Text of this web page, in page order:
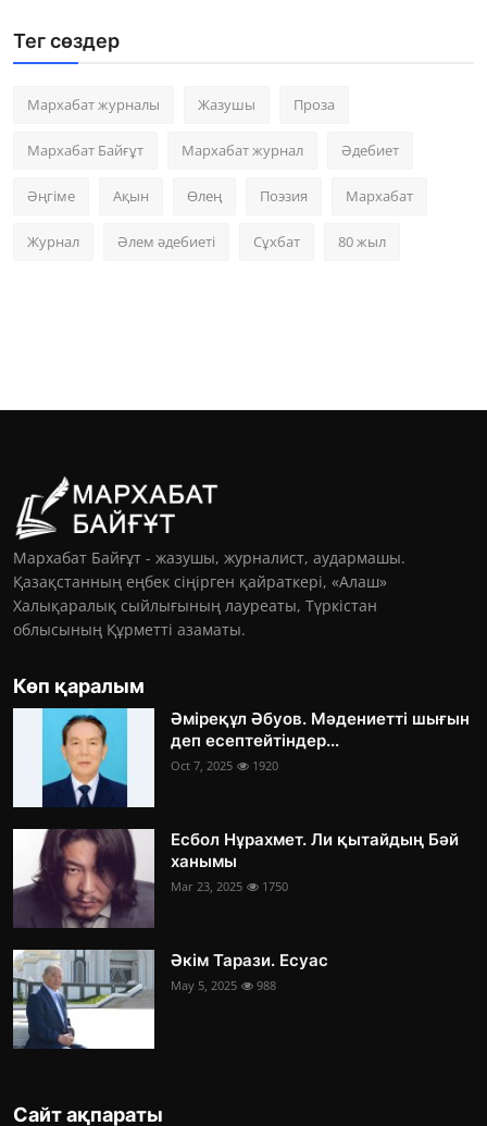
Тег сөздер
Мархабат журналы Жазушы Проза
Мархабат Байғұт Мархабат журнал Әдебиет
Әңгіме Ақын Өлең Поэзия Мархабат
Журнал Әлем әдебиеті Сұхбат 80 жыл
Мархабат Байғұт - жазушы, журналист, аудармашы.
Қазақстанның еңбек сіңірген қайраткері, «Алаш»
Халықаралық сыйлығының лауреаты, Түркістан
облысының Құрметті азаматы.
Көп қаралым
Әміреқұл Әбуов. Мәдениетті шығын
деп есептейтіндер...
Oct 7, 2025 1920
Есбол Нұрахмет. Ли қытайдың Бәй
ханымы
Mar 23, 2025 1750
Әкім Тарази. Есуас
May 5, 2025 988
Сайт ақпараты